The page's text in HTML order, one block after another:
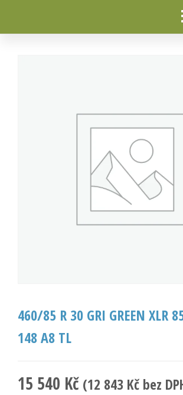
460/85 R 30 GRI GREEN XLR
148 A8 TL
15 540 Kč (12 843 Kč bez